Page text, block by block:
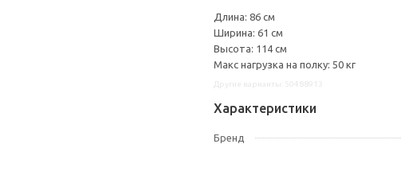
Длина: 86 см
Ширина: 61 см
Высота: 114 см
Макс нагрузка на полку: 50 кг
Характеристики
Бренд